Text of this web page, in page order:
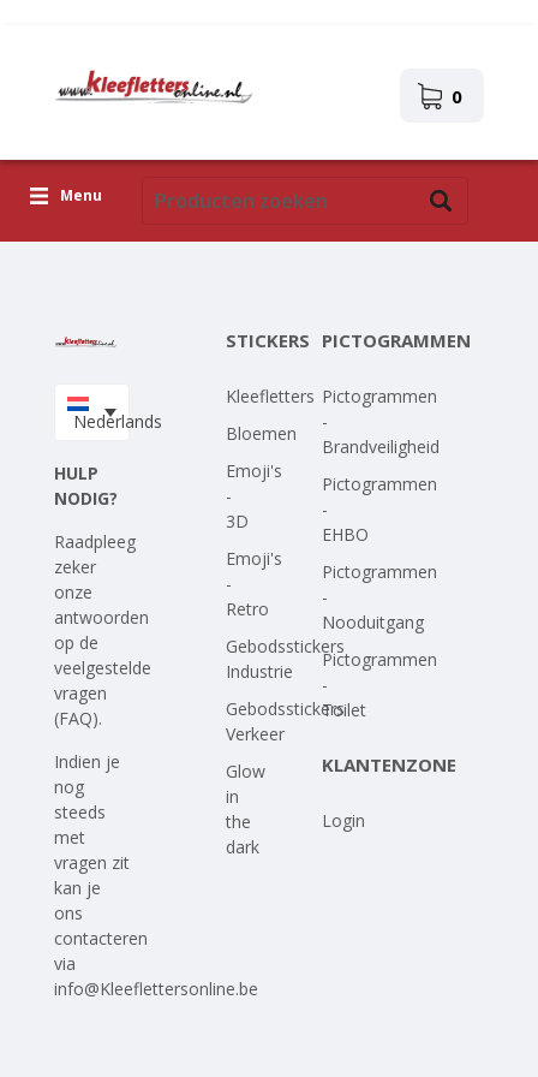
0
Menu
Upload je eigen ontwerp
Nederlands
HULP
NODIG?
Raadpleeg
zeker
onze
antwoorden
op de
veelgestelde
vragen
(FAQ).
Indien je
nog
steeds
met
vragen zit
kan je
ons
contacteren
via
info@Kleeflettersonline.be
STICKERS
Kleefletters
Bloemen
Emoji's
-
3D
Emoji's
-
Retro
Gebodsstickers
Industrie
Gebodsstickers
Verkeer
Glow
in
the
dark
PICTOGRAMMEN
Pictogrammen
-
Brandveiligheid
Pictogrammen
-
EHBO
Pictogrammen
-
Nooduitgang
Pictogrammen
-
Toilet
KLANTENZONE
Login